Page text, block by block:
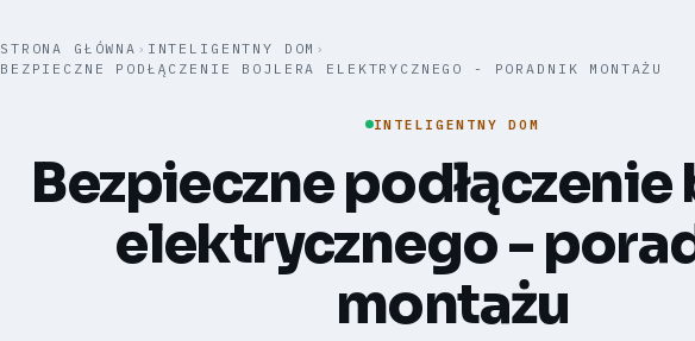
STRONA GŁÓWNA › INTELIGENTNY DOM ›
BEZPIECZNE PODŁĄCZENIE BOJLERA ELEKTRYCZNEGO - PORADNIK MONTAŻU
INTELIGENTNY DOM
Bezpieczne
elektrycznego -
montażu